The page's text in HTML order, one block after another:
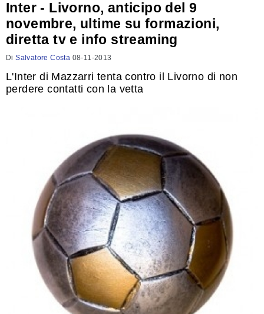
Inter - Livorno, anticipo del 9
novembre, ultime su formazioni,
diretta tv e info streaming
DiSalvatore Costa 08-11-2013
L'Inter di Mazzarri tenta contro il Livorno di non
perdere contatti con la vetta